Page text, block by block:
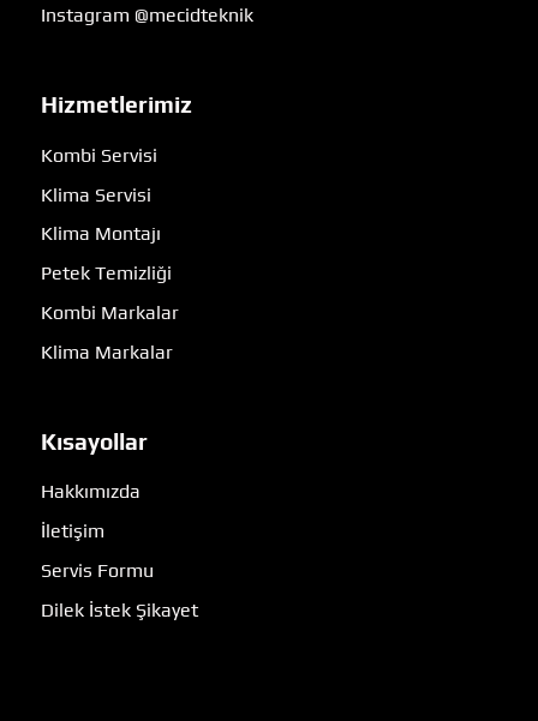
Instagram @mecidteknik
Hizmetlerimiz
Kombi Servisi
Klima Servisi
Klima Montajı
Petek Temizliği
Kombi Markalar
Klima Markalar
Kısayollar
Hakkımızda
İletişim
Servis Formu
Dilek İstek Şikayet